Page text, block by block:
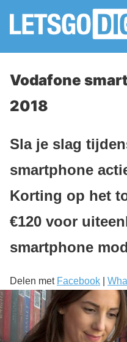
Vodafone
2018
Sla je slag
smartphone
Korting op het
€120 voor
smartphone
Delen met Facebook